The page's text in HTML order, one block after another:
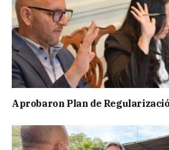
Aprobaron Plan de